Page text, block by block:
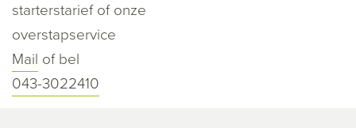
starterstarief of onze
overstapservice
Mail of bel
043-3022410